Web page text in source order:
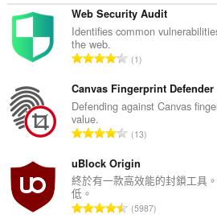
Web Security Audit
Identifies common
the web.
評
的
總
數
1
Canvas Fingerprint Defender
Defending against Canvas
value.
評
的
總
數
13
uBlock Origin
終於有一款高效能的封鎖工具
低。
評5987